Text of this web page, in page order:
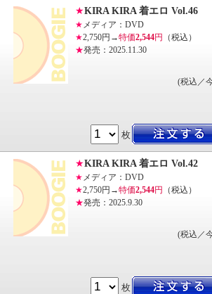
★KIRA KIRA 着エロ Vol.46
★ メディア：DVD
★2,750円→特価2,544円
（税込）
★発売：2025.11.30
(税込／
枚
★KIRA KIRA 着エロ Vol.42
★ メディア：DVD
★2,750円→特価2,544円
（税込）
★発売：2025.9.30
(税込／
枚